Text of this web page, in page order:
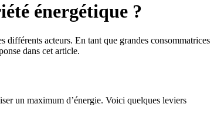
énergétique ?
différents acteurs. En tant que grandes consommatrices
dans cet article.
un maximum d’énergie. Voici quelques leviers